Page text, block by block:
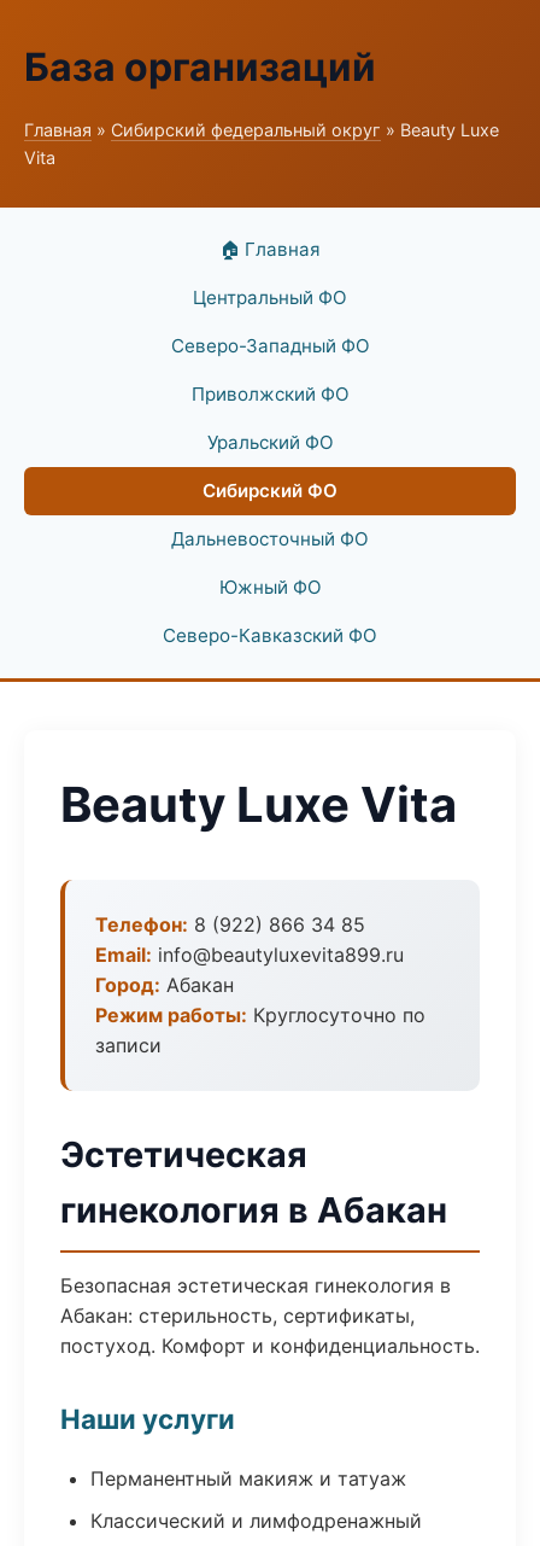
База организаций
Главная » Сибирский федеральный округ » Beauty Luxe
Vita
🏠 Главная
Центральный ФО
Северо-Западный ФО
Приволжский ФО
Уральский ФО
Сибирский ФО
Дальневосточный ФО
Южный ФО
Северо-Кавказский ФО
Beauty Luxe Vita
Телефон: 8 (922) 866 34 85
Email: info@beautyluxevita899.ru
Город: Абакан
Режим работы: Круглосуточно по
записи
Эстетическая
гинекология в Абакан
Безопасная эстетическая гинекология в
Абакан: стерильность, сертификаты,
постуход. Комфорт и конфиденциальность.
Наши услуги
Перманентный макияж и татуаж
Классический и лимфодренажный